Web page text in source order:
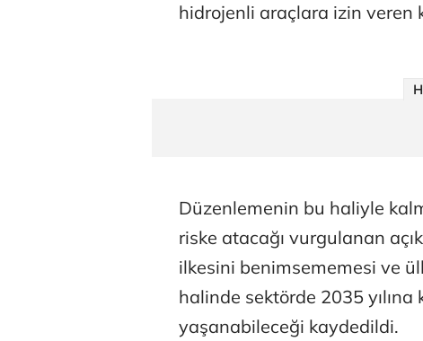
hidrojenli araçlara izin veren
Düzenlemenin bu haliyle
riske atacağı vurgulanan
ilkesini benimsememesi ve
halinde sektörde 2035
yaşanabileceği kaydedildi.